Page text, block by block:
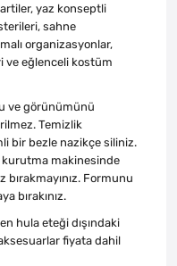
yaz konseptli
sahne
organizasyonlar,
ve eğlenceli kostüm
ve görünümünü
Temizlik
bir bezle nazikçe siliniz.
kurutma makinesinde
bırakmayınız. Formunu
bırakınız.
hula eteği dışındaki
fiyata dahil